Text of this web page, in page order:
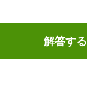
解答する